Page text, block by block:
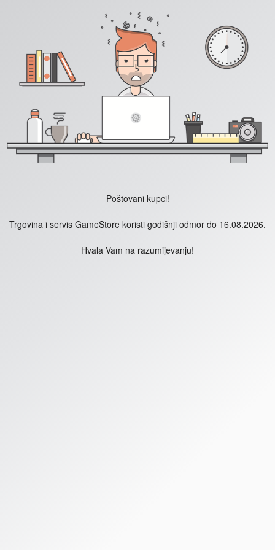
Poštovani kupci!
Trgovina i servis GameStore koristi godišnji odmor do 16.08.2026.
Hvala Vam na razumijevanju!